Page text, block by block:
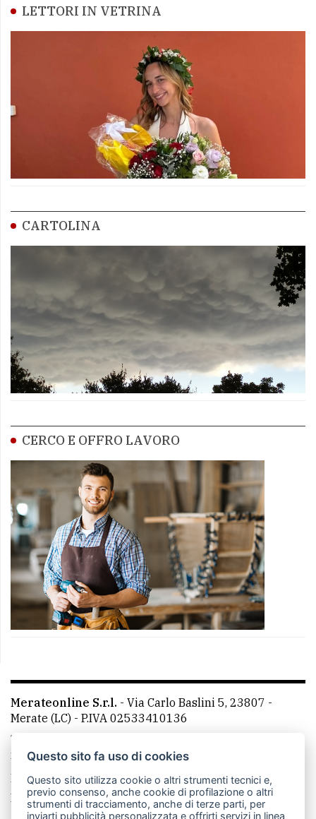
LETTORI IN VETRINA
CARTOLINA
CERCO E OFFRO LAVORO
Merateonline S.r.l. - Via Carlo Baslini 5, 23807 -
Merate (LC) - P.IVA 02533410136
Telefono:
mail: redazione@merateonline.it
La redazione
CasateOnline LeccoOnline
RSS
Made by VIP
Questo sito fa uso di cookies
Questo sito utilizza cookie o altri strumenti tecnici e,
previo consenso, anche cookie di profilazione o altri
strumenti di tracciamento, anche di terze parti, per
inviarti pubblicità personalizzata e offrirti servizi in linea